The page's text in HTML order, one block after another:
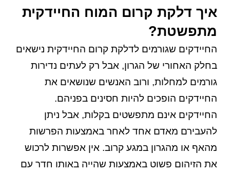
איך דלקת קרום המוח החיידקית
מתפשטת?
החיידקים שגורמים לדלקת קרום החיידקית נישאים
בחלק האחורי של הגרון, אבל רק לעתים נדירות
גורמים למחלות, ורוב האנשים שנושאים את
החיידקים הופכים להיות חסינים בפניהם.
החיידקים אינם מתפשטים בקלות, אבל ניתן
להעבירם מאדם אחד לאחר באמצעות הפרשות
מהאף או מהגרון במגע קרוב. אין אפשרות לרכוש
את הזיהום פשוט באמצעות שהייה באותו חדר עם